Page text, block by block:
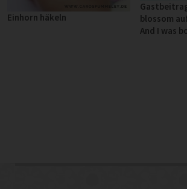
Einhorn häkeln
blossom
And I was